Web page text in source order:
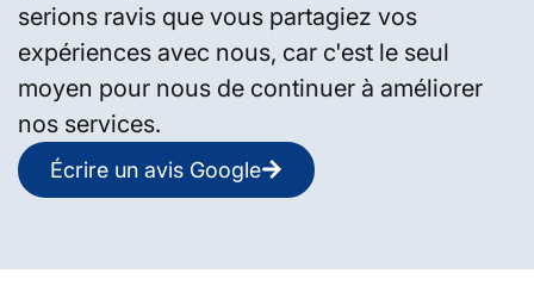
serions ravis que vous partagiez vos
expériences avec nous, car c'est le seul
moyen pour nous de continuer à améliorer
nos services.
Écrire un avis Google